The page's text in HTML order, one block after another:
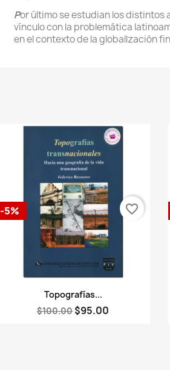
Por último se estudian los
vínculo con la problemática
en el contexto de la globallzación
Vista rápida
Topografías...
$100.00 $95.00
-5% favorite_border